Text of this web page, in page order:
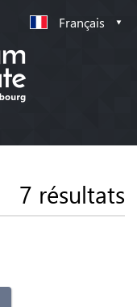
Français
7 résultats